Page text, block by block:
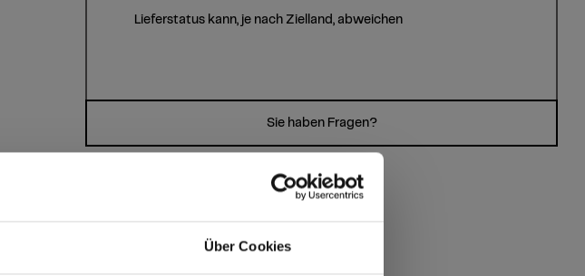
Über Cookies
Lieferstatus kann, je nach Zielland, abweichen
Sie haben Fragen?